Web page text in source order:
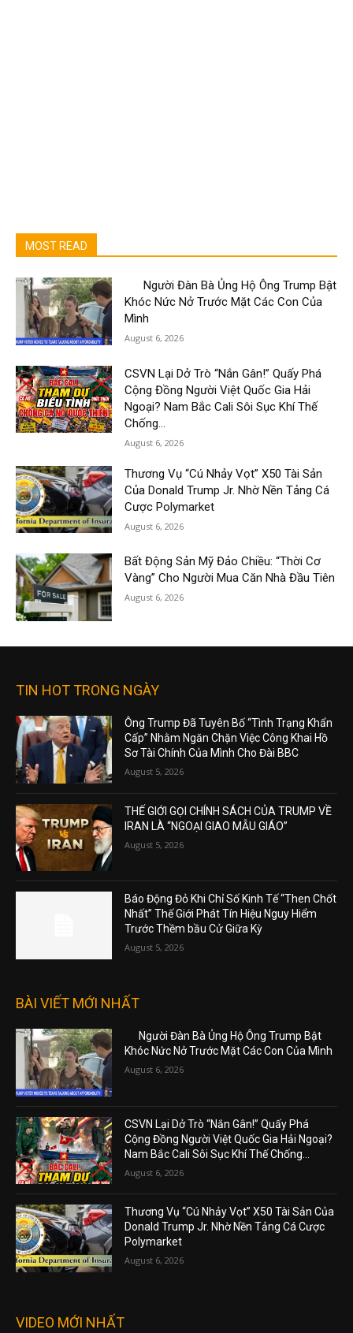
MOST READ
Người Đàn Bà Ủng Hộ Ông Trump Bật
Khóc Nức Nở Trước Mặt Các Con Của
Mình
August 6, 2026
CSVN Lại Dở Trò “Nắn Gân!” Quấy Phá
Cộng Đồng Người Việt Quốc Gia Hải
Ngoại? Nam Bắc Cali Sôi Sục Khí Thế
Chống...
August 6, 2026
Thương Vụ “Cú Nhảy Vọt” X50 Tài Sản
Của Donald Trump Jr. Nhờ Nền Tảng Cá
Cược Polymarket
August 6, 2026
Bất Động Sản Mỹ Đảo Chiều: “Thời Cơ
Vàng” Cho Người Mua Căn Nhà Đầu Tiên
August 6, 2026
TIN HOT TRONG NGÀY
Ông Trump Đã Tuyên Bố “Tình Trạng Khẩn
Cấp” Nhằm Ngăn Chặn Việc Công Khai Hồ
Sơ Tài Chính Của Mình Cho Đài BBC
August 5, 2026
THẾ GIỚI GỌI CHÍNH SÁCH CỦA TRUMP VỀ
IRAN LÀ “NGOẠI GIAO MẪU GIÁO”
August 5, 2026
Báo Động Đỏ Khi Chỉ Số Kinh Tế “Then Chốt
Nhất” Thế Giới Phát Tín Hiệu Nguy Hiểm
Trước Thềm bầu Cử Giữa Kỳ
August 5, 2026
BÀI VIẾT MỚI NHẤT
Người Đàn Bà Ủng Hộ Ông Trump Bật
Khóc Nức Nở Trước Mặt Các Con Của Mình
August 6, 2026
CSVN Lại Dở Trò “Nắn Gân!” Quấy Phá
Cộng Đồng Người Việt Quốc Gia Hải Ngoại?
Nam Bắc Cali Sôi Sục Khí Thế Chống...
August 6, 2026
Thương Vụ “Cú Nhảy Vọt” X50 Tài Sản Của
Donald Trump Jr. Nhờ Nền Tảng Cá Cược
Polymarket
August 6, 2026
VIDEO MỚI NHẤT